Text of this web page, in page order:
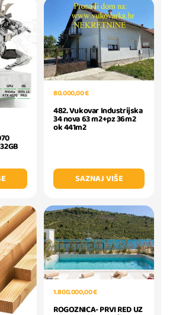
80.000,00 €
482. Vukovar Industrijska
34 nova 63 m2+pz 36m2
ok 441m2
SAZNAJ VIŠE
1.800.000,00 €
ROGOZNICA- PRVI RED UZ